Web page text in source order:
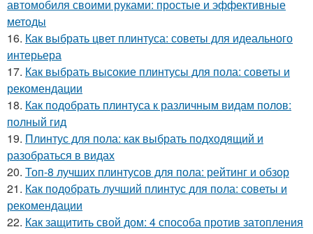
автомобиля своими руками: простые и эффективные
методы
16. Как выбрать цвет плинтуса: советы для идеального
интерьера
17. Как выбрать высокие плинтусы для пола: советы и
рекомендации
18. Как подобрать плинтуса к различным видам полов:
полный гид
19. Плинтус для пола: как выбрать подходящий и
разобраться в видах
20. Топ-8 лучших плинтусов для пола: рейтинг и обзор
21. Как подобрать лучший плинтус для пола: советы и
рекомендации
22. Как защитить свой дом: 4 способа против затопления